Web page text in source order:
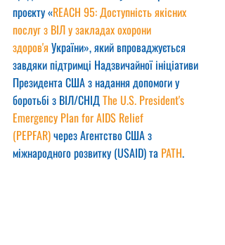
проєкту «REACH 95: Доступність якісних
послуг з ВІЛ у закладах охорони
здоров'я України», який впроваджується
завдяки підтримці Надзвичайної ініціативи
Президента США з надання допомоги у
боротьбі з ВІЛ/СНІД The U.S. President's
Emergency Plan for AIDS Relief
(PEPFAR) через Агентство США з
міжнародного розвитку (USAID) та PATH.